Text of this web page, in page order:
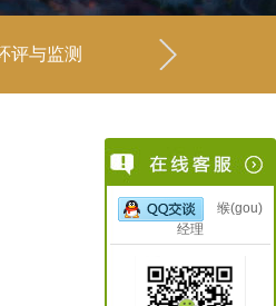
评与监测 安全生产责
缑(gou)
经理